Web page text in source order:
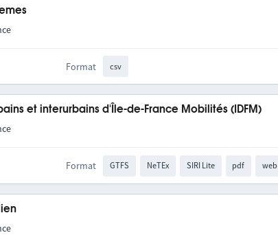
Format csv
et interurbains d'Île-de-France Mobilités (IDFM)
Format GTFS NeTEx SIRI Lite pdf web